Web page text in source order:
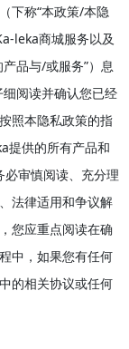
下称“本政策/本隐
leka商城服务以及
品与/或服务”）息
阅读并确认您已经
照本隐私政策的指
提供的所有产品和
审慎阅读、充分理
法律适用和争议解
您应重点阅读在确
中，如果您有任何
的相关协议或任何